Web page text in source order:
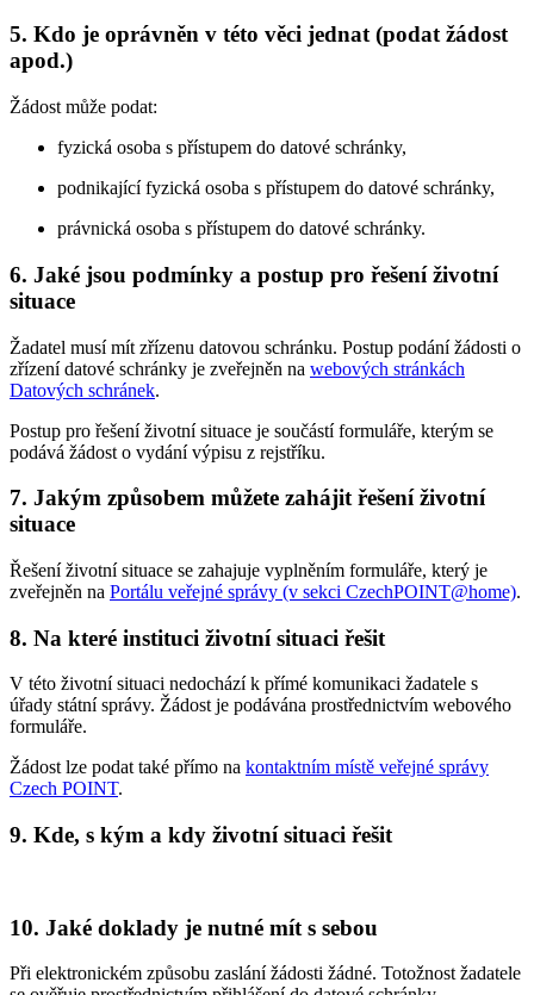
5. Kdo je oprávněn v této věci jednat (podat žádost
apod.)
Žádost může podat:
fyzická osoba s přístupem do datové schránky,
podnikající fyzická osoba s přístupem do datové schránky,
právnická osoba s přístupem do datové schránky.
6. Jaké jsou podmínky a postup pro řešení životní
situace
Žadatel musí mít zřízenu datovou schránku. Postup podání žádosti o
zřízení datové schránky je zveřejněn na webových stránkách
Datových schránek.
Postup pro řešení životní situace je součástí formuláře, kterým se
podává žádost o vydání výpisu z rejstříku.
7. Jakým způsobem můžete zahájit řešení životní
situace
Řešení životní situace se zahajuje vyplněním formuláře, který je
zveřejněn na Portálu veřejné správy (v sekci CzechPOINT@home).
8. Na které instituci životní situaci řešit
V této životní situaci nedochází k přímé komunikaci žadatele s
úřady státní správy. Žádost je podávána prostřednictvím webového
formuláře.
Žádost lze podat také přímo na kontaktním místě veřejné správy
Czech POINT.
9. Kde, s kým a kdy životní situaci řešit
10. Jaké doklady je nutné mít s sebou
Při elektronickém způsobu zaslání žádosti žádné. Totožnost žadatele